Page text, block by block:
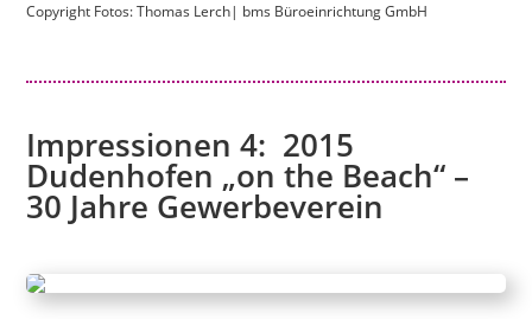
Copyright Fotos: Thomas Lerch| bms Büroeinrichtung GmbH
Impressionen 4: 2015
Dudenhofen „on the Beach“ –
30 Jahre Gewerbeverein